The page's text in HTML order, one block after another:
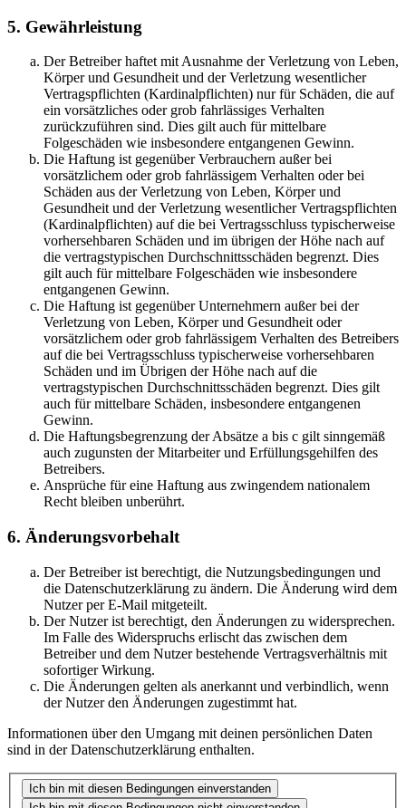
5. Gewährleistung
Der Betreiber haftet mit Ausnahme der Verletzung von Leben,
Körper und Gesundheit und der Verletzung wesentlicher
Vertragspflichten (Kardinalpflichten) nur für Schäden, die auf
ein vorsätzliches oder grob fahrlässiges Verhalten
zurückzuführen sind. Dies gilt auch für mittelbare
Folgeschäden wie insbesondere entgangenen Gewinn.
Die Haftung ist gegenüber Verbrauchern außer bei
vorsätzlichem oder grob fahrlässigem Verhalten oder bei
Schäden aus der Verletzung von Leben, Körper und
Gesundheit und der Verletzung wesentlicher Vertragspflichten
(Kardinalpflichten) auf die bei Vertragsschluss typischerweise
vorhersehbaren Schäden und im übrigen der Höhe nach auf
die vertragstypischen Durchschnittsschäden begrenzt. Dies
gilt auch für mittelbare Folgeschäden wie insbesondere
entgangenen Gewinn.
Die Haftung ist gegenüber Unternehmern außer bei der
Verletzung von Leben, Körper und Gesundheit oder
vorsätzlichem oder grob fahrlässigem Verhalten des Betreibers
auf die bei Vertragsschluss typischerweise vorhersehbaren
Schäden und im Übrigen der Höhe nach auf die
vertragstypischen Durchschnittsschäden begrenzt. Dies gilt
auch für mittelbare Schäden, insbesondere entgangenen
Gewinn.
Die Haftungsbegrenzung der Absätze a bis c gilt sinngemäß
auch zugunsten der Mitarbeiter und Erfüllungsgehilfen des
Betreibers.
Ansprüche für eine Haftung aus zwingendem nationalem
Recht bleiben unberührt.
6. Änderungsvorbehalt
Der Betreiber ist berechtigt, die Nutzungsbedingungen und
die Datenschutzerklärung zu ändern. Die Änderung wird dem
Nutzer per E-Mail mitgeteilt.
Der Nutzer ist berechtigt, den Änderungen zu widersprechen.
Im Falle des Widerspruchs erlischt das zwischen dem
Betreiber und dem Nutzer bestehende Vertragsverhältnis mit
sofortiger Wirkung.
Die Änderungen gelten als anerkannt und verbindlich, wenn
der Nutzer den Änderungen zugestimmt hat.
Informationen über den Umgang mit deinen persönlichen Daten
sind in der Datenschutzerklärung enthalten.